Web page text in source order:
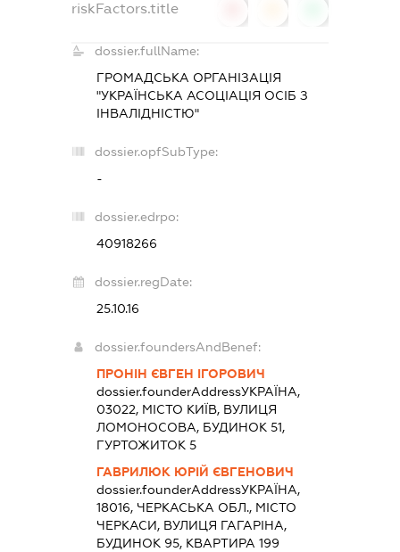
riskFactors.title
dossier.fullName:
ГРОМАДСЬКА ОРГАНІЗАЦІЯ
"УКРАЇНСЬКА АСОЦІАЦІЯ ОСІБ З
ІНВАЛІДНІСТЮ"
dossier.opfSubType:
-
dossier.edrpo:
40918266
dossier.regDate:
25.10.16
dossier.foundersAndBenef:
ПРОНІН ЄВГЕН ІГОРОВИЧ
dossier.founderAddressУКРАЇНА,
03022, МІСТО КИЇВ, ВУЛИЦЯ
ЛОМОНОСОВА, БУДИНОК 51,
ГУРТОЖИТОК 5
ГАВРИЛЮК ЮРІЙ ЄВГЕНОВИЧ
dossier.founderAddressУКРАЇНА,
18016, ЧЕРКАСЬКА ОБЛ., МІСТО
ЧЕРКАСИ, ВУЛИЦЯ ГАГАРІНА,
БУДИНОК 95, КВАРТИРА 199